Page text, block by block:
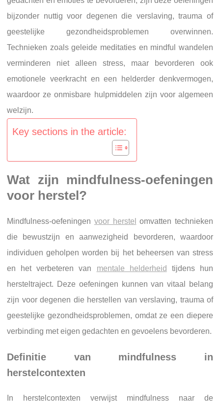
bijzonder nuttig voor degenen die verslaving, trauma of
geestelijke gezondheidsproblemen overwinnen.
Technieken zoals geleide meditaties en mindful wandelen
verminderen niet alleen stress, maar bevorderen ook
emotionele veerkracht en een helderder denkvermogen,
waardoor ze onmisbare hulpmiddelen zijn voor algemeen
welzijn.
Key sections in the article:
Wat zijn mindfulness-oefeningen
voor herstel?
Mindfulness-oefeningen voor herstel
omvatten technieken
die bewustzijn en aanwezigheid bevorderen, waardoor
individuen geholpen worden bij het beheersen van stress
en het verbeteren van mentale helderheid
tijdens hun
hersteltraject. Deze oefeningen kunnen van vitaal belang
zijn voor degenen die herstellen van verslaving, trauma of
geestelijke gezondheidsproblemen, omdat ze een diepere
verbinding met eigen gedachten en gevoelens bevorderen.
Definitie van mindfulness in
herstelcontexten
In herstelcontexten verwijst mindfulness naar de